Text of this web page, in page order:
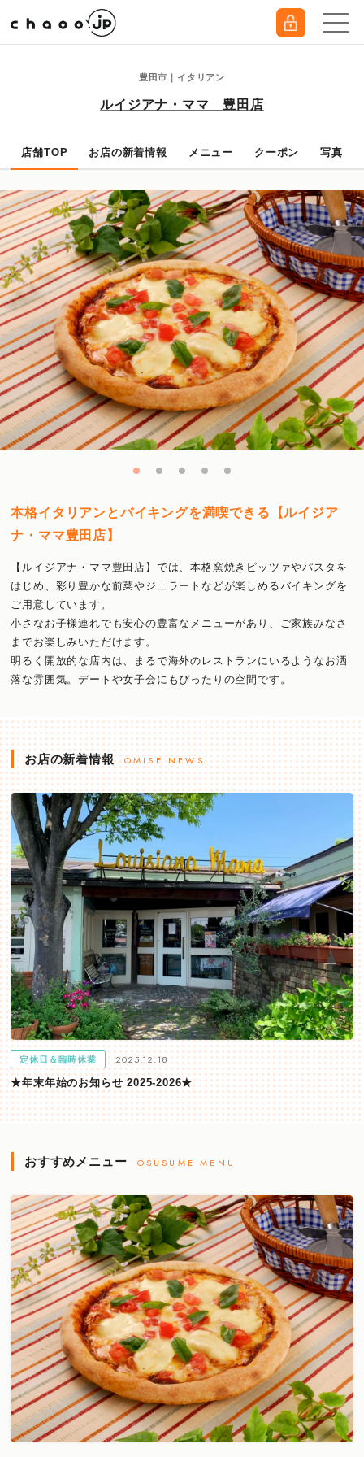
豊田市｜イタリアン
ルイジアナ・ママ 豊田店
店舗TOP お店の新着情報 メニュー クーポン 写真
本格イタリアンとバイキングを満喫できる【ルイジア
ナ・ママ豊田店】
【ルイジアナ・ママ豊田店】では、本格窯焼きピッツァやパスタを
はじめ、彩り豊かな前菜やジェラートなどが楽しめるバイキングを
ご用意しています。
小さなお子様連れでも安心の豊富なメニューがあり、ご家族みなさ
までお楽しみいただけます。
明るく開放的な店内は、まるで海外のレストランにいるようなお洒
落な雰囲気。デートや女子会にもぴったりの空間です。
お店の新着情報 OMISE NEWS
定休日＆臨時休業 2025.12.18
★年末年始のお知らせ 2025-2026★
おすすめメニュー OSUSUME MENU